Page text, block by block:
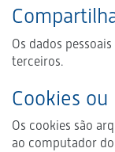
Os dados
terceiros.
Cookies ou
Os cookies são
ao computador